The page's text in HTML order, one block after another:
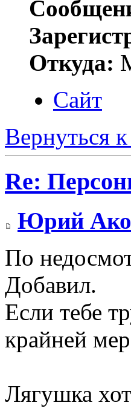
Откуда:
Сайт
Вернуться
Re:
Юрий
По
Добавил.
Если тебе
крайней
Лягушка